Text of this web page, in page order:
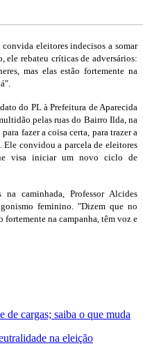
eleitores indecisos a somar
ele rebateu críticas de adversários:
mas elas estão fortemente na
do PL à Prefeitura de Aparecida
pelas ruas do Bairro Ilda, na
fazer a coisa certa, para trazer a
Ele convidou a parcela de eleitores
visa iniciar um novo ciclo de
caminhada, Professor Alcides
feminino. "Dizem que no
fortemente na campanha, têm voz e
cargas; saiba o que muda
na eleição